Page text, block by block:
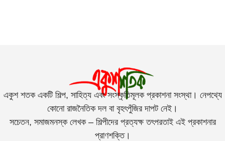
একুশ শতক একটি শিল্প, সাহিত্য এবং সংস্কৃতিমূলক প্রকাশনা সংস্থা। নেপথ্যে
কোনো রাজনৈতিক দল বা বৃহৎপুঁজির দাপট নেই।
সচেতন, সমাজমনস্ক লেখক – শিল্পীদের প্রত্যক্ষ তৎপরতাই এই প্রকাশনার
প্রাণশক্তি।